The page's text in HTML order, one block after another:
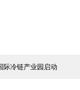
际冷链产业园启动